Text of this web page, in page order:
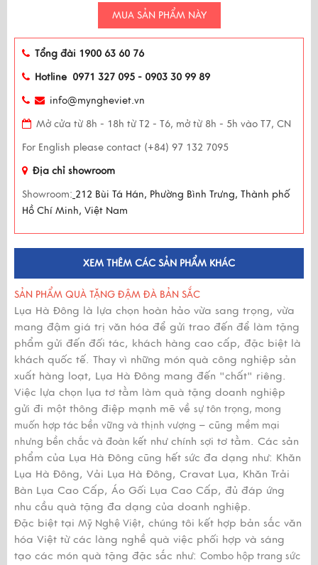
MUA SẢN PHẨM NÀY
Tổng đài 1900 63 60 76
Hotline 0971 327 095 - 0903 30 99 89
info@myngheviet.vn
Mở cửa từ 8h - 18h từ T2 - T6, mở từ 8h - 5h vào T7, CN
For English please contact (+84) 97 132 7095
Địa chỉ showroom
Showroom: 212 Bùi Tá Hán, Phường Bình Trưng, Thành phố
Hồ Chí Minh, Việt Nam
XEM THÊM CÁC SẢN PHẨM KHÁC
SẢN PHẨM QUÀ TẶNG ĐẬM ĐÀ BẢN SẮC
Lụa Hà Đông là lựa chọn hoàn hảo vừa sang trọng, vừa
mang đậm giá trị văn hóa để gửi trao đến để làm tặng
phẩm gửi đến đối tác, khách hàng cao cấp, đặc biệt là
khách quốc tế. Thay vì những món quà công nghiệp sản
xuất hàng loạt, Lụa Hà Đông mang đến "chất" riêng.
Việc lựa chọn lụa tơ tằm làm quà tặng doanh nghiệp
gửi đi một thông điệp mạnh mẽ về sự tôn trọng, mong
muốn hợp tác bền vững và thịnh vượng – cũng mềm mại
nhưng bền chắc và đoàn kết như chính sợi tơ tằm. Các sản
phẩm của Lụa Hà Đông cũng hết sức đa dạng như: Khăn
Lụa Hà Đông, Vải Lụa Hà Đông, Cravat Lụa, Khăn Trải
Bàn Lụa Cao Cấp, Áo Gối Lụa Cao Cấp, đủ đáp ứng
nhu cầu quà tặng đa dạng của doanh nghiệp.
Đặc biệt tại Mỹ Nghệ Việt, chúng tôi kết hợp bản sắc văn
hóa Việt từ các làng nghề quà việc phối hợp và sáng
tạo các món quà tặng đặc sắc như: Combo hộp trang sức